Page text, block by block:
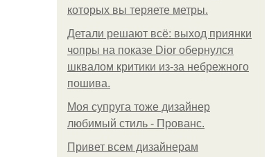
которых вы теряете метры.
Детали решают всё: выход приянки
чопры на показе Dior обернулся
шквалом критики из-за небрежного
пошива.
Моя супруга тоже дизайнер
любимый стиль - Прованс.
Привет всем дизайнерам